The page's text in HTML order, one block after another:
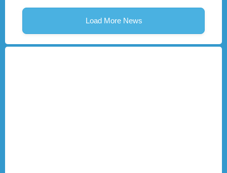
Load More News